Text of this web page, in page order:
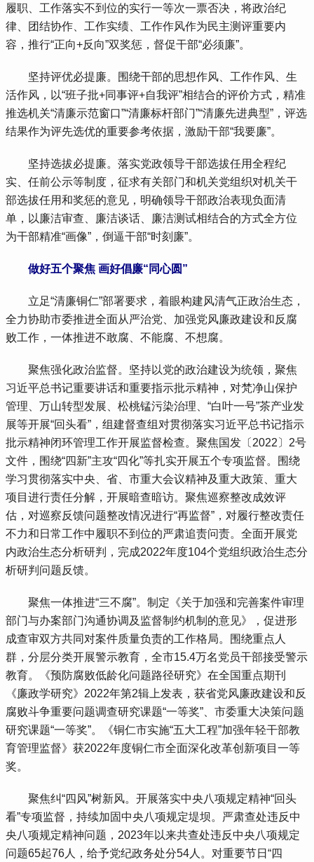
履职、工作落实不到位的实行一等次一票否决，将政治纪
律、团结协作、工作实绩、工作作风作为民主测评重要内
容，推行“正向+反向”双奖惩，督促干部“必须廉”。
坚持评优必提廉。围绕干部的思想作风、工作作风、生
活作风，以“班子批+同事评+自我评”相结合的评价方式，精准
推选机关“清廉示范窗口”“清廉标杆部门”“清廉先进典型”，评选
结果作为评先选优的重要参考依据，激励干部“我要廉”。
坚持选拔必提廉。落实党政领导干部选拔任用全程纪
实、任前公示等制度，征求有关部门和机关党组织对机关干
部选拔任用和奖惩的意见，明确领导干部政治表现负面清
单，以廉洁审查、廉洁谈话、廉洁测试相结合的方式全方位
为干部精准“画像”，倒逼干部“时刻廉”。
做好五个聚焦 画好倡廉“同心圆”
立足“清廉铜仁”部署要求，着眼构建风清气正政治生态，
全力协助市委推进全面从严治党、加强党风廉政建设和反腐
败工作，一体推进不敢腐、不能腐、不想腐。
聚焦强化政治监督。坚持以党的政治建设为统领，聚焦
习近平总书记重要讲话和重要指示批示精神，对梵净山保护
管理、万山转型发展、松桃锰污染治理、“白叶一号”茶产业发
展等开展“回头看”，组建督查组对贯彻落实习近平总书记指示
批示精神闭环管理工作开展监督检查。聚焦国发〔2022〕2号
文件，围绕“四新”主攻“四化”等扎实开展五个专项监督。围绕
学习贯彻落实中央、省、市重大会议精神及重大政策、重大
项目进行责任分解，开展暗查暗访。聚焦巡察整改成效评
估，对巡察反馈问题整改情况进行“再监督”，对履行整改责任
不力和日常工作中履职不到位的严肃追责问责。全面开展党
内政治生态分析研判，完成2022年度104个党组织政治生态分
析研判问题反馈。
聚焦一体推进“三不腐”。制定《关于加强和完善案件审理
部门与办案部门沟通协调及监督制约机制的意见》，促进形
成查审双方共同对案件质量负责的工作格局。围绕重点人
群，分层分类开展警示教育，全市15.4万名党员干部接受警示
教育。《预防腐败低龄化问题路径研究》在全国重点期刊
《廉政学研究》2022年第2辑上发表，获省党风廉政建设和反
腐败斗争重要问题调查研究课题“一等奖”、市委重大决策问题
研究课题“一等奖”。《铜仁市实施“五大工程”加强年轻干部教
育管理监督》获2022年度铜仁市全面深化改革创新项目一等
奖。
聚焦纠“四风”树新风。开展落实中央八项规定精神“回头
看”专项监督，持续加固中央八项规定堤坝。严肃查处违反中
央八项规定精神问题，2023年以来共查处违反中央八项规定
问题65起76人，给予党纪政务处分54人。对重要节日“四